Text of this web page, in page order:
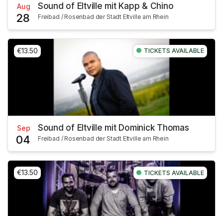
Aug
28
Sound of Eltville mit Kapp & Chino
Freibad / Rosenbad der Stadt Eltville am Rhein
€13.50 TICKETS AVAILABLE
Sep
04
Sound of Eltville mit Dominick Thomas
Freibad / Rosenbad der Stadt Eltville am Rhein
€13.50 TICKETS AVAILABLE